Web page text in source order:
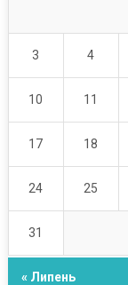
3 4
10 11
17 18
24 25
31
« Липень